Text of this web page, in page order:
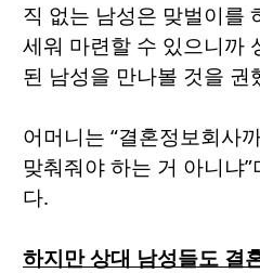
직 없는 남성은 맞벌이를
세워 마련할 수 있으니까
된 남성을 만나볼 것을 권
어머니는 “결혼정보회사
맞춰줘야 하는 거 아니냐
다.
하지만 상대 남성들도 결